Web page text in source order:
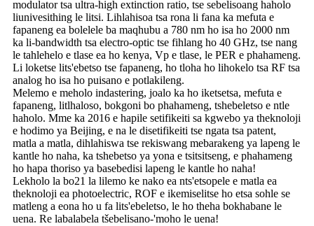
modulator tsa ultra-high extinction ratio, tse sebelisoang haholo
liunivesithing le litsi. Lihlahisoa tsa rona li fana ka mefuta e
fapaneng ea bolelele ba maqhubu a 780 nm ho isa ho 2000 nm
ka li-bandwidth tsa electro-optic tse fihlang ho 40 GHz, tse nang
le tahlehelo e tlase ea ho kenya, Vp e tlase, le PER e phahameng.
Li loketse lits'ebetso tse fapaneng, ho tloha ho lihokelo tsa RF tsa
analog ho isa ho puisano e potlakileng.
Melemo e meholo indastering, joalo ka ho iketsetsa, mefuta e
fapaneng, litlhaloso, bokgoni bo phahameng, tshebeletso e ntle
haholo. Mme ka 2016 e hapile setifikeiti sa kgwebo ya theknoloji
e hodimo ya Beijing, e na le disetifikeiti tse ngata tsa patent,
matla a matla, dihlahiswa tse rekiswang mebarakeng ya lapeng le
kantle ho naha, ka tshebetso ya yona e tsitsitseng, e phahameng
ho hapa thoriso ya basebedisi lapeng le kantle ho naha!
Lekholo la bo21 la lilemo ke nako ea nts'etsopele e matla ea
theknoloji ea photoelectric, ROF e ikemiselitse ho etsa sohle se
matleng a eona ho u fa lits'ebeletso, le ho theha bokhabane le
uena. Re labalabela tšebelisano-'moho le uena!